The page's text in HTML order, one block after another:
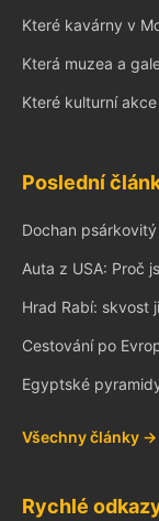
Které kavárny v
Která muzea a
Které kulturní
Poslední
Dochan
Auta z USA: Proč
Hrad Rabí: skvost
Cestování po
Egyptské
Všechny články →
Rychlé